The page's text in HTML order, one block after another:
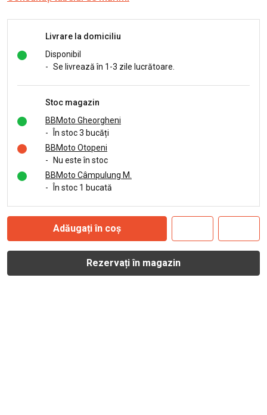
Livrare la domiciliu
Disponibil
- Se livrează în 1-3 zile lucrătoare.
Stoc magazin
BBMoto Gheorgheni
-
În stoc 3 bucăți
BBMoto Otopeni
-
Nu este în stoc
BBMoto Câmpulung M.
-
În stoc 1 bucată
Adăugați în coș
Rezervați în magazin